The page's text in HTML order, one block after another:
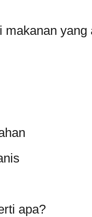
makanan yang
apa?